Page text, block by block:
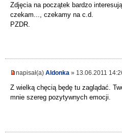
Zdjęcia na początek bardzo
czekam..., czekamy na c.d.
PZDR.
napisał(a) Aldonka » 13.06.2011
Z wielką chęcią będę tu zaglądać.
mnie szereg pozytywnych emocji.